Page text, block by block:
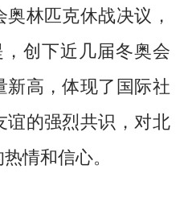
林匹克休战决议，
创下近几届冬奥会
高，体现了国际社
的强烈共识，对北
情和信心。